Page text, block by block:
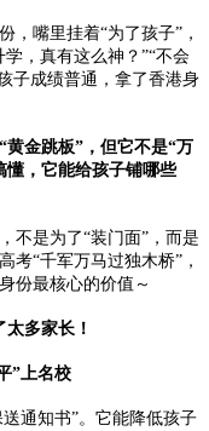
嘴里挂着“为了孩子”，
，真有这么神？”“不会
子成绩普通，拿了香港身
金跳板”，但它不是“万
，它能给孩子铺哪些
是为了“装门面”，而是
考“千军万马过独木桥”，
份最核心的价值～
多家长！
”上名校
通知书”。它能降低孩子